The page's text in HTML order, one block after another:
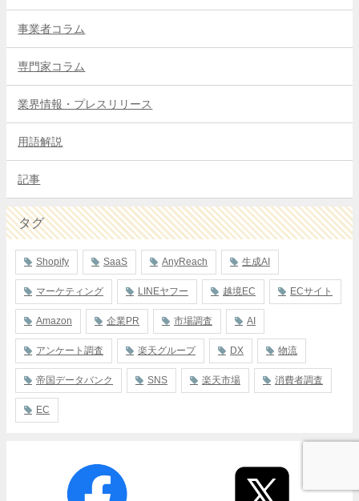
事業者コラム
専門家コラム
業界情報・プレスリリース
用語解説
記事
タグ
Shopify SaaS AnyReach 生成AI
マーケティング LINEヤフー 越境EC ECサイト
Amazon 企業PR 市場調査 AI
アンケート調査 楽天グループ DX 物流
帝国データバンク SNS 楽天市場 消費者調査
EC